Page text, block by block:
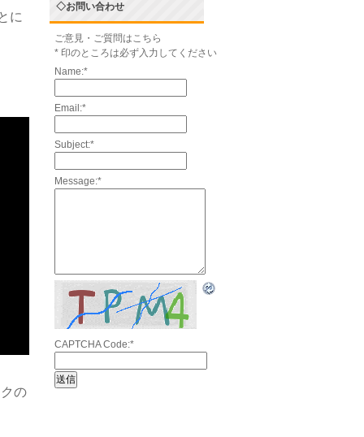
に
の
◇お問い合わせ
ご意見・ご質問はこちら
* 印のところは必ず入力してください
Name:*
Email:*
Subject:*
Message:*
CAPTCHA Code:*